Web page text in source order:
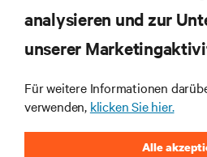
Themen der Branche, mit
und Einblicken von
Rechenzentrums- und
JETZT
analysieren und zur
unserer
Für weitere Informationen
verwenden, klicken Sie hier.
Alle